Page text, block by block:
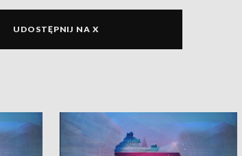
UDOSTĘPNIJ NA X